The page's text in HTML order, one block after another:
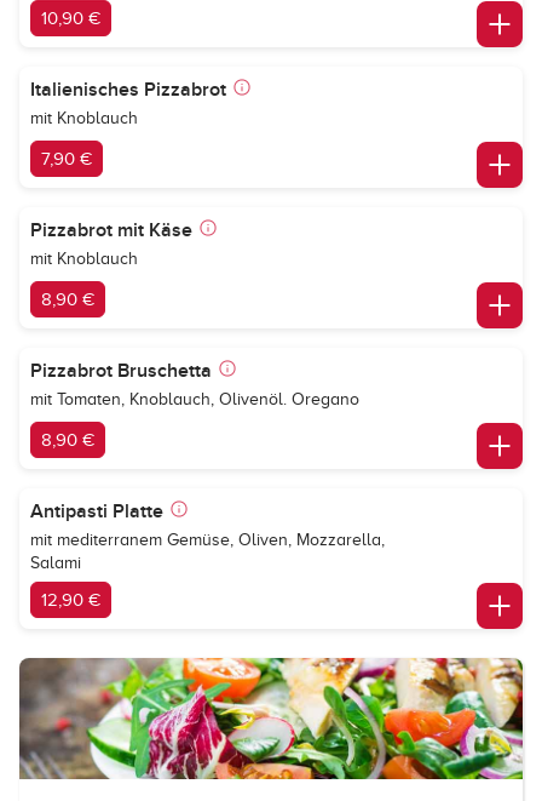
10,90 €
Italienisches Pizzabrot
mit Knoblauch
7,90 €
Pizzabrot mit Käse
mit Knoblauch
8,90 €
Pizzabrot Bruschetta
mit Tomaten, Knoblauch, Olivenöl. Oregano
8,90 €
Antipasti Platte
mit mediterranem Gemüse, Oliven, Mozzarella,
Salami
12,90 €